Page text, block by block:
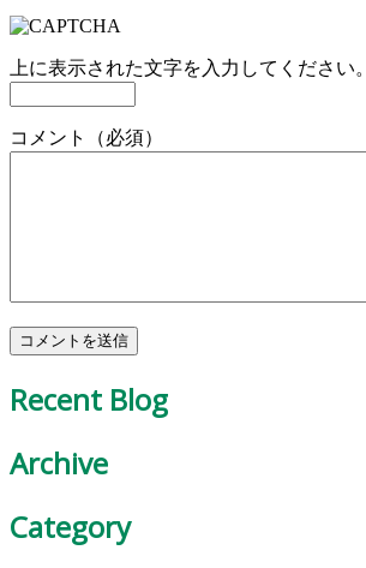
上に表示された文字を入力してください。
コメント（必須）
Recent Blog
Archive
Category